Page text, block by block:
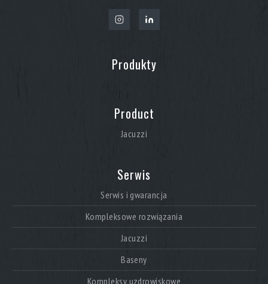
Produkty
Product
Jacuzzi
Serwis
Serwis i gwarancja
Kompleksowe rozwiązania
Jacuzzi
Baseny
Kompleksy uzdrowiskowe